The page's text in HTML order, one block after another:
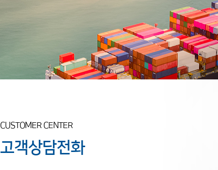
CUSTOMER CENTER
고객상담전화